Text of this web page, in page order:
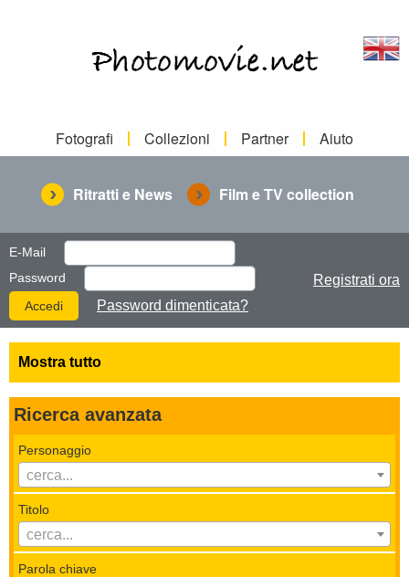
Fotografi Collezioni Partner Aiuto
Ritratti e News Film e TV collection
E-Mail
Password
Password dimenticata?
Registrati ora
Mostra tutto
Ricerca avanzata
Personaggio
cerca...
Titolo
cerca...
Parola chiave